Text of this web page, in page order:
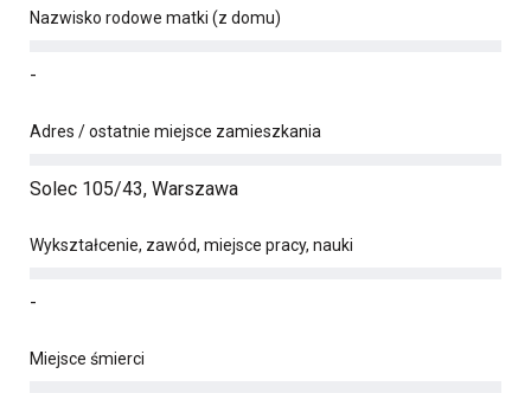
Nazwisko rodowe matki (z domu)
-
Adres / ostatnie miejsce zamieszkania
Solec 105/43, Warszawa
Wykształcenie, zawód, miejsce pracy, nauki
-
Miejsce śmierci